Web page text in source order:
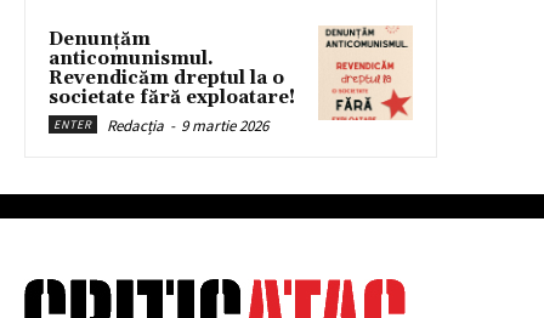
Denunțăm
anticomunismul.
Revendicăm dreptul la o
societate fără exploatare!
ENTER Redacția - 9 martie 2026